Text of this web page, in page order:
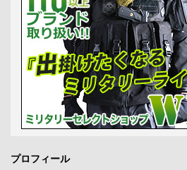
プロフィール